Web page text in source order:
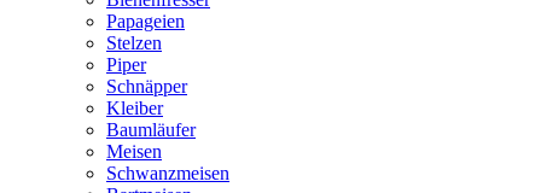
Papageien
Stelzen
Piper
Schnäpper
Kleiber
Baumläufer
Meisen
Schwanzmeisen